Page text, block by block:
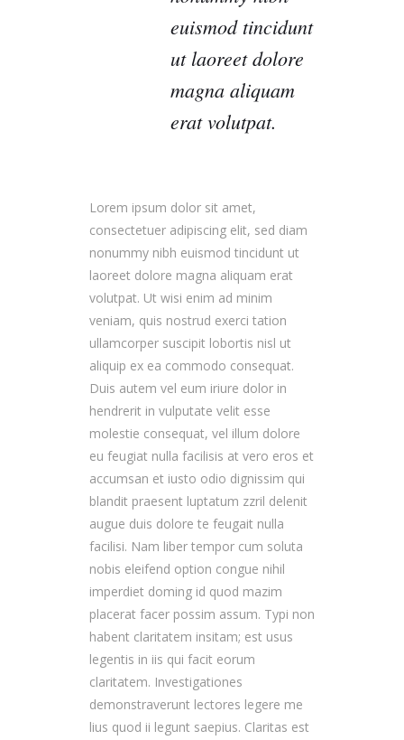
euismod tincidunt
ut laoreet dolore
magna aliquam
erat volutpat.
Lorem ipsum dolor sit amet,
consectetuer adipiscing elit, sed diam
nonummy nibh euismod tincidunt ut
laoreet dolore magna aliquam erat
volutpat. Ut wisi enim ad minim
veniam, quis nostrud exerci tation
ullamcorper suscipit lobortis nisl ut
aliquip ex ea commodo consequat.
Duis autem vel eum iriure dolor in
hendrerit in vulputate velit esse
molestie consequat, vel illum dolore
eu feugiat nulla facilisis at vero eros et
accumsan et iusto odio dignissim qui
blandit praesent luptatum zzril delenit
augue duis dolore te feugait nulla
facilisi. Nam liber tempor cum soluta
nobis eleifend option congue nihil
imperdiet doming id quod mazim
placerat facer possim assum. Typi non
habent claritatem insitam; est usus
legentis in iis qui facit eorum
claritatem. Investigationes
demonstraverunt lectores legere me
lius quod ii legunt saepius. Claritas est